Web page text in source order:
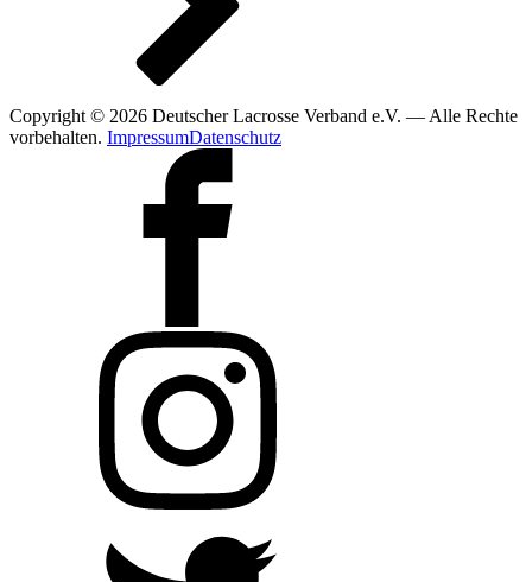
Copyright © 2026 Deutscher Lacrosse Verband e.V. — Alle Rechte
vorbehalten. ImpressumDatenschutz